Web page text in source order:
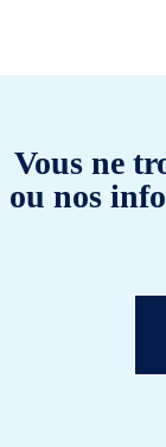
Vous ne
ou nos